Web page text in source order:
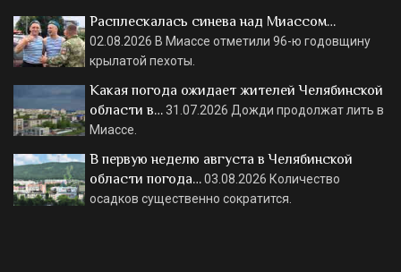
Расплескалась синева над Миассом…
02.08.2026 В Миассе отметили 96-ю годовщину
крылатой пехоты.
Какая погода ожидает жителей Челябинской
области в…31.07.2026 Дожди продолжат лить в
Миассе.
В первую неделю августа в Челябинской
области погода…03.08.2026 Количество
осадков существенно сократится.